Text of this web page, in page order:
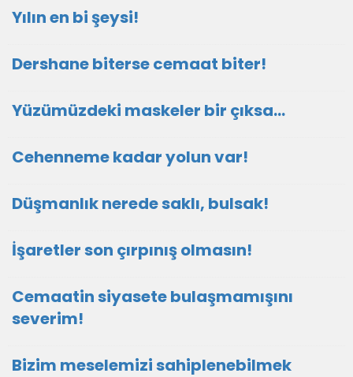
Yılın en bi şeysi!
Dershane biterse cemaat biter!
Yüzümüzdeki maskeler bir çıksa…
Cehenneme kadar yolun var!
Düşmanlık nerede saklı, bulsak!
İşaretler son çırpınış olmasın!
Cemaatin siyasete bulaşmamışını
severim!
Bizim meselemizi sahiplenebilmek